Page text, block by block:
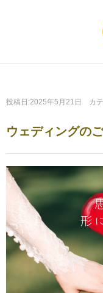
投稿日:2025年5月21日 カ
ウェディングの